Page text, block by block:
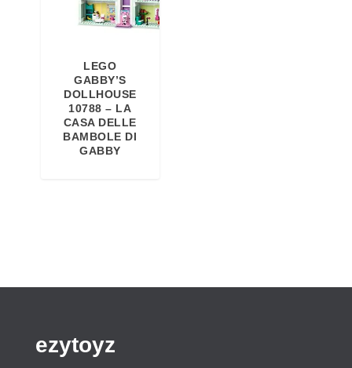
LEGO
GABBY’S
DOLLHOUSE
10788 – LA
CASA DELLE
BAMBOLE DI
GABBY
ezytoyz